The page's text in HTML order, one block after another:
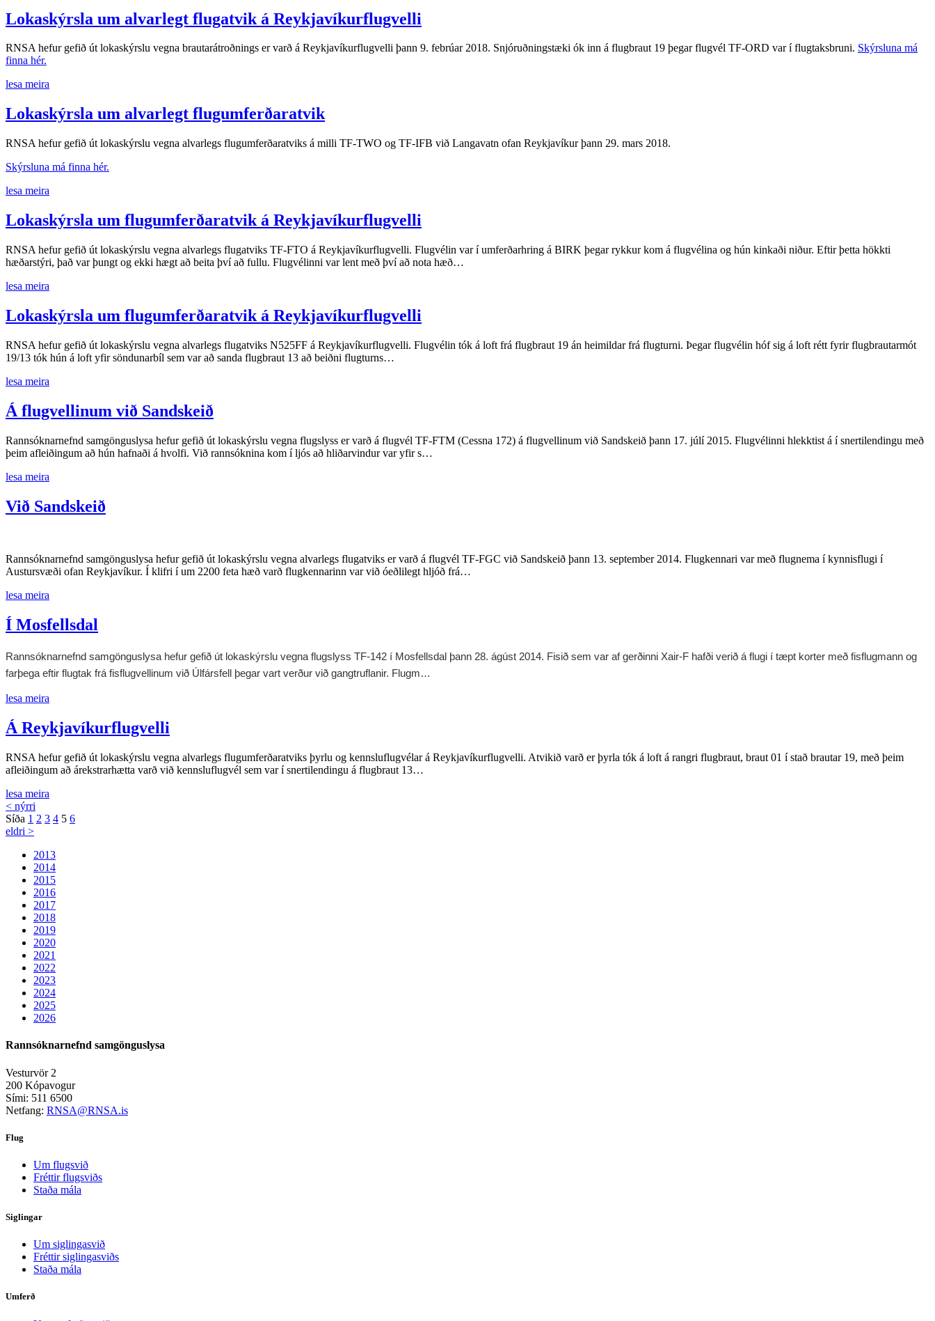
Lokaskýrsla um alvarlegt flugatvik á Reykjavíkurflugvelli
RNSA hefur gefið út lokaskýrslu vegna brautarátroðnings er varð á Reykjavíkurflugvelli þann 9. febrúar 2018. Snjóruðningstæki ók inn á flugbraut 19 þegar flugvél TF-ORD var í flugtaksbruni. Skýrsluna má
finna hér.
lesa meira
Lokaskýrsla um alvarlegt flugumferðaratvik
RNSA hefur gefið út lokaskýrslu vegna alvarlegs flugumferðaratviks á milli TF-TWO og TF-IFB við Langavatn ofan Reykjavíkur þann 29. mars 2018.
Skýrsluna má finna hér.
lesa meira
Lokaskýrsla um flugumferðaratvik á Reykjavíkurflugvelli
RNSA hefur gefið út lokaskýrslu vegna alvarlegs flugatviks TF-FTO á Reykjavíkurflugvelli. Flugvélin var í umferðarhring á BIRK þegar rykkur kom á flugvélina og hún kinkaði niður. Eftir þetta hökkti
hæðarstýri, það var þungt og ekki hægt að beita því að fullu. Flugvélinni var lent með því að nota hæð…
lesa meira
Lokaskýrsla um flugumferðaratvik á Reykjavíkurflugvelli
RNSA hefur gefið út lokaskýrslu vegna alvarlegs flugatviks N525FF á Reykjavíkurflugvelli. Flugvélin tók á loft frá flugbraut 19 án heimildar frá flugturni. Þegar flugvélin hóf sig á loft rétt fyrir flugbrautarmót
19/13 tók hún á loft yfir söndunarbíl sem var að sanda flugbraut 13 að beiðni flugturns…
lesa meira
Á flugvellinum við Sandskeið
Rannsóknarnefnd samgönguslysa hefur gefið út lokaskýrslu vegna flugslyss er varð á flugvél TF-FTM (Cessna 172) á flugvellinum við Sandskeið þann 17. júlí 2015. Flugvélinni hlekktist á í snertilendingu með
þeim afleiðingum að hún hafnaði á hvolfi. Við rannsóknina kom í ljós að hliðarvindur var yfir s…
lesa meira
Við Sandskeið
Rannsóknarnefnd samgönguslysa hefur gefið út lokaskýrslu vegna alvarlegs flugatviks er varð á flugvél TF-FGC við Sandskeið þann 13. september 2014. Flugkennari var með flugnema í kynnisflugi í
Austursvæði ofan Reykjavíkur. Í klifri í um 2200 feta hæð varð flugkennarinn var við óeðlilegt hljóð frá…
lesa meira
Í Mosfellsdal
Rannsóknarnefnd samgönguslysa hefur gefið út lokaskýrslu vegna flugslyss TF-142 í Mosfellsdal þann 28. ágúst 2014. Fisið sem var af gerðinni Xair-F hafði verið á flugi í tæpt korter með fisflugmann og
farþega eftir flugtak frá fisflugvellinum við Úlfársfell þegar vart verður við gangtruflanir. Flugm…
lesa meira
Á Reykjavíkurflugvelli
RNSA hefur gefið út lokaskýrslu vegna alvarlegs flugumferðaratviks þyrlu og kennsluflugvélar á Reykjavíkurflugvelli. Atvikið varð er þyrla tók á loft á rangri flugbraut, braut 01 í stað brautar 19, með þeim
afleiðingum að árekstrarhætta varð við kennsluflugvél sem var í snertilendingu á flugbraut 13…
lesa meira
< nýrri
Síða 1 2 3 4 5 6
eldri >
2013
2014
2015
2016
2017
2018
2019
2020
2021
2022
2023
2024
2025
2026
Rannsóknarnefnd samgönguslysa
Vesturvör 2
200 Kópavogur
Sími: 511 6500
Netfang: RNSA@RNSA.is
Flug
Um flugsvið
Fréttir flugsviðs
Staða mála
Siglingar
Um siglingasvið
Fréttir siglingasviðs
Staða mála
Umferð